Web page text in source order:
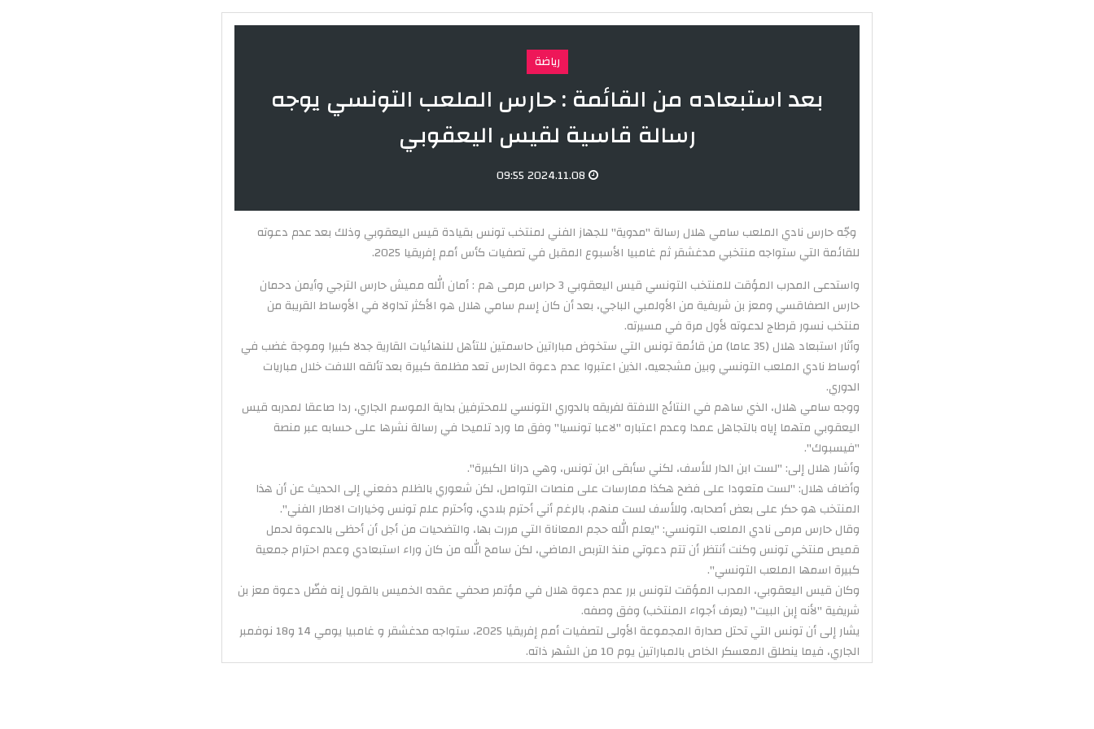
رياضة
بعد استبعاده من القائمة : حارس الملعب التونسي يوجه
رسالة قاسية لقيس اليعقوبي
وجّه حارس نادي الملعب سامي هلال رسالة "مدوية" للجهاز الفني لمنتخب تونس بقيادة قيس اليعقوبي وذلك بعد عدم دعوته
للقائمة التي ستواجه منتخبي مدغشقر ثم غامبيا الأسبوع المقبل في تصفيات كأس أمم إفريقيا 2025.
واستدعى المدرب المؤقت للمنتخب التونسي قيس اليعقوبي 3 حراس مرمى هم : أمان الله مميش حارس الترجي وأيمن دحمان
حارس الصفاقسي ومعز بن شريفية من الأولمبي الباجي، بعد أن كان إسم سامي هلال هو الأكثر تداولا في الأوساط القريبة من
منتخب نسور قرطاج لدعوته لأول مرة في مسيرته.
وأثار استبعاد هلال (35 عاما) من قائمة تونس التي ستخوض مباراتين حاسمتين للتأهل للنهائيات القارية جدلا كبيرا وموجة غضب في
أوساط نادي الملعب التونسي وبين مشجعيه، الذين اعتبروا عدم دعوة الحارس تعد مظلمة كبيرة بعد تألقه اللافت خلال مباريات
الدوري.
ووجه سامي هلال، الذي ساهم في النتائج اللافتة لفريقه بالدوري التونسي للمحترفين بداية الموسم الجاري، ردا صاعقا لمدربه قيس
اليعقوبي متهما إياه بالتجاهل عمدا وعدم اعتباره "لاعبا تونسيا" وفق ما ورد تلميحا في رسالة نشرها على حسابه عبر منصة
"فيسبوك".
وأشار هلال إلى: "لست ابن الدار للأسف، لكني سأبقى ابن تونس، وهي درانا الكبيرة".
وأضاف هلال: "لست متعودا على فضح هكذا ممارسات على منصات التواصل، لكن شعوري بالظلم دفعني إلى الحديث عن أن هذا
المنتخب هو حكر على بعض أصحابه، وللأسف لست منهم، بالرغم أني أحترم بلادي، وأحترم علم تونس وخيارات الاطار الفني".
وقال حارس مرمى نادي الملعب التونسي: "يعلم الله حجم المعاناة التي مررت بها، والتضحيات من أجل أن أحظى بالدعوة لحمل
قميص منتخي تونس وكنت أنتظر أن تتم دعوتي منذ التربص الماضي، لكن سامح الله من كان وراء استبعادي وعدم احترام جمعية
كبيرة اسمها الملعب التونسي".
وكان قيس اليعقوبي، المدرب المؤقت لتونس برر عدم دعوة هلال في مؤتمر صحفي عقده الخميس بالقول إنه فضّل دعوة معز بن
شريفية "لأنه إبن البيت" (يعرف أجواء المنتخب) وفق وصفه.
يشار إلى أن تونس التي تحتل صدارة المجموعة الأولى لتصفيات أمم إفريقيا 2025، ستواجه مدغشقر و غامبيا يومي 14 و18 نوفمبر
الجاري، فيما ينطلق المعسكر الخاص بالمباراتين يوم 10 من الشهر ذاته.